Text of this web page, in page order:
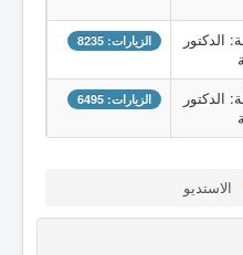
الدكتور
الزيارات: 8235
الدكتور
الزيارات: 6495
الاستديو